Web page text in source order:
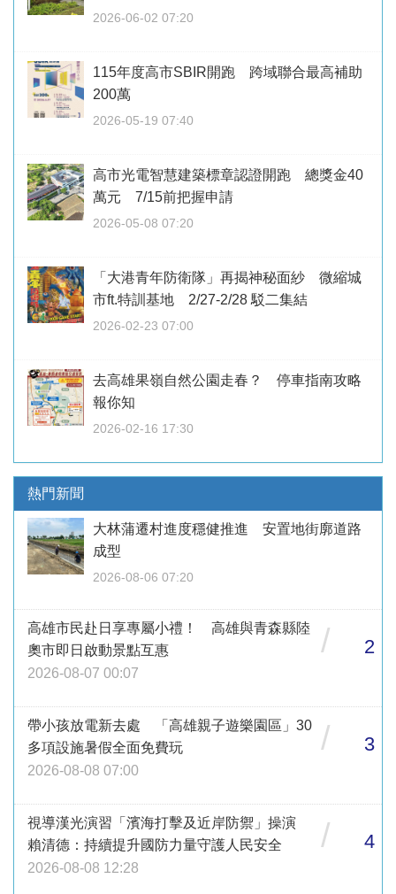
2026-06-02 07:20
115年度高市SBIR開跑 跨域聯合最高補助
200萬
2026-05-19 07:40
高市光電智慧建築標章認證開跑 總獎金40
萬元 7/15前把握申請
2026-05-08 07:20
「大港青年防衛隊」再揭神秘面紗 微縮城
市ft.特訓基地 2/27-2/28 駁二集結
2026-02-23 07:00
去高雄果嶺自然公園走春？ 停車指南攻略
報你知
2026-02-16 17:30
熱門新聞
大林蒲遷村進度穩健推進 安置地街廓道路
成型
2026-08-06 07:20
高雄市民赴日享專屬小禮！ 高雄與青森縣陸
奧市即日啟動景點互惠
2026-08-07 00:07
/ 2
帶小孩放電新去處 「高雄親子遊樂園區」30
多項設施暑假全面免費玩
2026-08-08 07:00
/ 3
視導漢光演習「濱海打擊及近岸防禦」操演
賴清德：持續提升國防力量守護人民安全
2026-08-08 12:28
/ 4